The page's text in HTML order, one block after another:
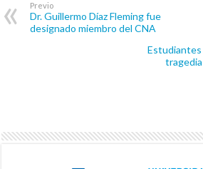
Previo
Dr. Guillermo Díaz Fleming fue
designado miembro del CNA
Estudiantes
tragedia